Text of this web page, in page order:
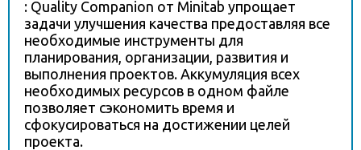
: Quality Companion от Minitab упрощает
задачи улучшения качества предоставляя все
необходимые инструменты для
планирования, организации, развития и
выполнения проектов. Аккумуляция всех
необходимых ресурсов в одном файле
позволяет сэкономить время и
сфокусироваться на достижении целей
проекта.